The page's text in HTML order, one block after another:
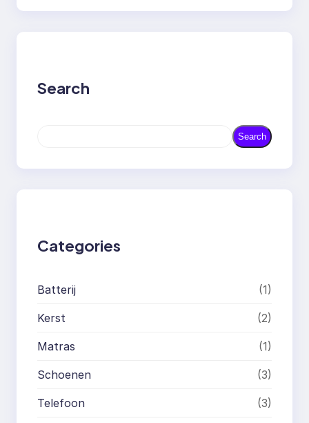
Search
r
Search
Categories
Batterij (1)
Kerst (2)
Matras (1)
Schoenen (3)
Telefoon (3)